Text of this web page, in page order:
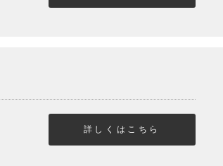
詳しくはこちら